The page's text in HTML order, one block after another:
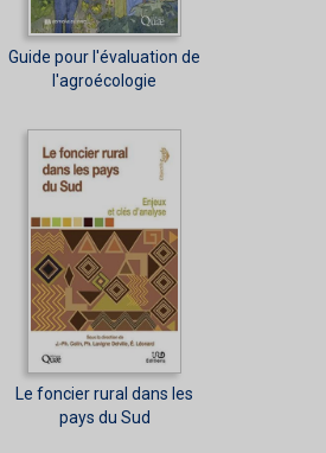
Guide pour l'évaluation de
l'agroécologie
Le foncier rural dans les
pays du Sud